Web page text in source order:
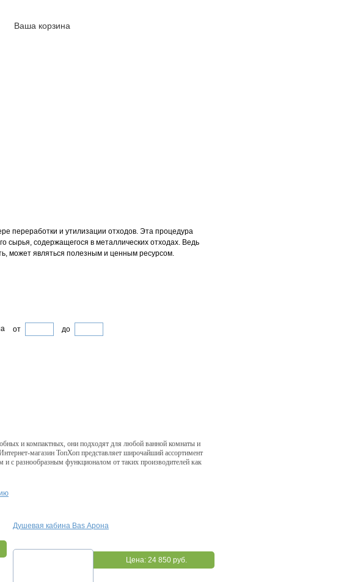
Ваша корзина
переработки и утилизации отходов. Эта процедура
сырья, содержащегося в металлических отходах. Ведь
может являться полезным и ценным ресурсом.
от до
и компактных, они подходят для любой ванной комнаты и
магазин ТопХоп представляет широчайший ассортимент
и с разнообразным функционалом от таких производителей как
Душевая кабина Bas Арона
Цена: 24 850 руб.